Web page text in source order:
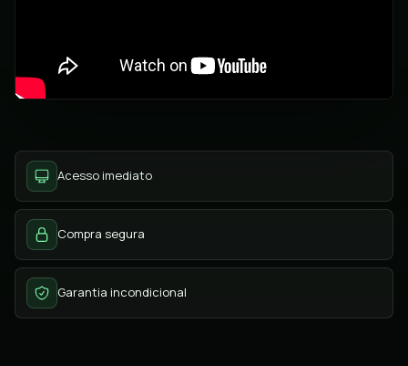
Acesso imediato
Compra segura
Garantia incondicional